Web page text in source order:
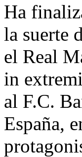
Ha
la suerte
el Real
in
al F.C.
España,